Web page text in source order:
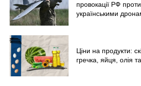
провокації РФ
українськими
Ціни на продукти:
гречка, яйця, олія